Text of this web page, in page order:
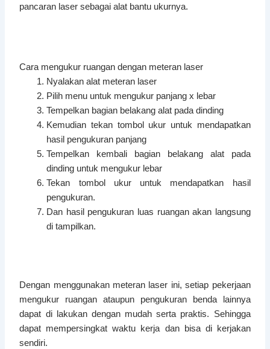
pancaran laser sebagai alat bantu ukurnya.
Cara mengukur ruangan dengan meteran laser
Nyalakan alat meteran laser
Pilih menu untuk mengukur panjang x lebar
Tempelkan bagian belakang alat pada dinding
Kemudian tekan tombol ukur untuk mendapatkan
hasil pengukuran panjang
Tempelkan kembali bagian belakang alat pada
dinding untuk mengukur lebar
Tekan tombol ukur untuk mendapatkan hasil
pengukuran.
Dan hasil pengukuran luas ruangan akan langsung
di tampilkan.
Dengan menggunakan meteran laser ini, setiap pekerjaan
mengukur ruangan ataupun pengukuran benda lainnya
dapat di lakukan dengan mudah serta praktis. Sehingga
dapat mempersingkat waktu kerja dan bisa di kerjakan
sendiri.